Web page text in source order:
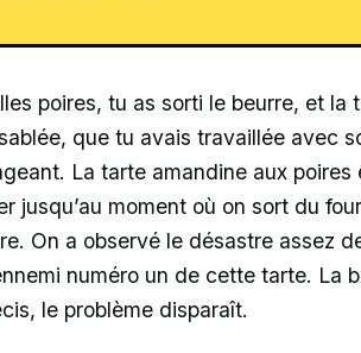
poires, tu as sorti le beurre, et la
que tu avais travaillée avec
La tarte amandine aux
jusqu’au moment où on sort du
On a observé le désastre assez
numéro un de cette tarte. La
le problème disparaît.